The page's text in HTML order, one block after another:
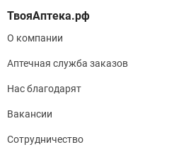
О компании
Аптечная служба заказов
Нас благодарят
Вакансии
Сотрудничество